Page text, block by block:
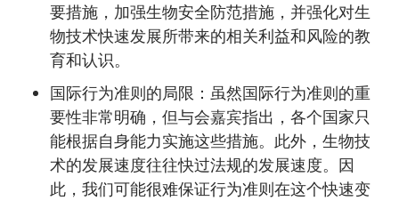
要措施，加强生物安全防范措施，并强化对生
物技术快速发展所带来的相关利益和风险的教
育和认识。
国际行为准则的局限：虽然国际行为准则的重
要性非常明确，但与会嘉宾指出，各个国家只
能根据自身能力实施这些措施。此外，生物技
术的发展速度往往快过法规的发展速度。因
此，我们可能很难保证行为准则在这个快速变